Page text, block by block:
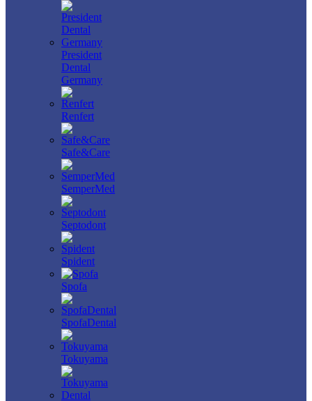
President
Dental
Germany
Renfert
Safe&Care
SemperMed
Septodont
Spident
Spofa
SpofaDental
Tokuyama